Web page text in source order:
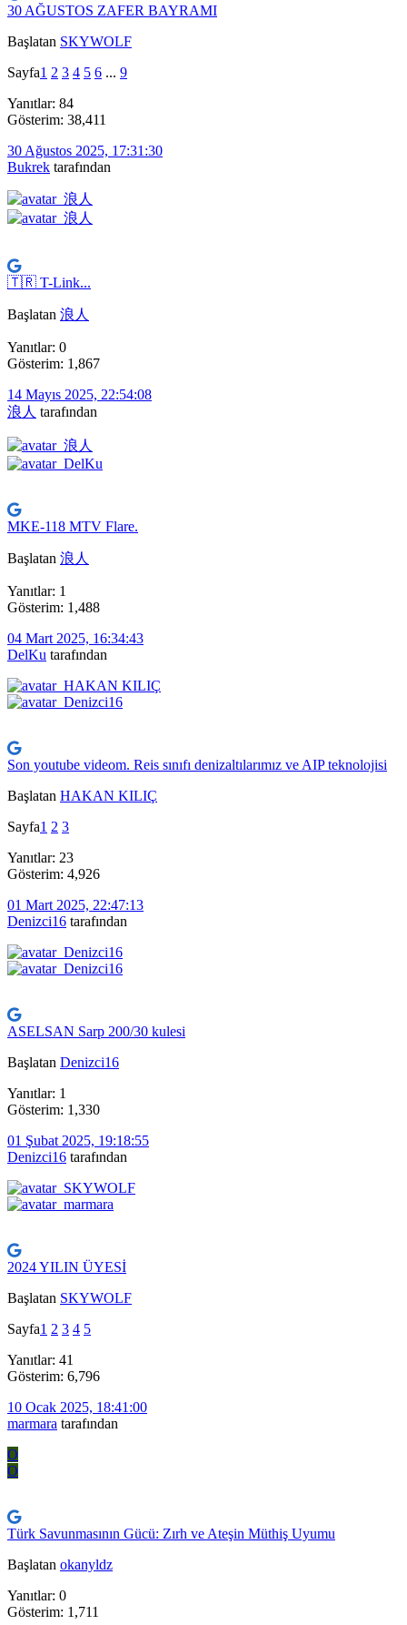
30 AĞUSTOS ZAFER BAYRAMI
Başlatan SKYWOLF
Sayfa1 2 3 4 5 6 ... 9
Yanıtlar: 84
Gösterim: 38,411
30 Ağustos 2025, 17:31:30
Bukrek tarafından
🇹🇷 T-Link...
Başlatan 浪人
Yanıtlar: 0
Gösterim: 1,867
14 Mayıs 2025, 22:54:08
浪人 tarafından
MKE-118 MTV Flare.
Başlatan 浪人
Yanıtlar: 1
Gösterim: 1,488
04 Mart 2025, 16:34:43
DelKu tarafından
Son youtube videom. Reis sınıfı denizaltılarımız ve AIP teknolojisi
Başlatan HAKAN KILIÇ
Sayfa1 2 3
Yanıtlar: 23
Gösterim: 4,926
01 Mart 2025, 22:47:13
Denizci16 tarafından
ASELSAN Sarp 200/30 kulesi
Başlatan Denizci16
Yanıtlar: 1
Gösterim: 1,330
01 Şubat 2025, 19:18:55
Denizci16 tarafından
2024 YILIN ÜYESİ
Başlatan SKYWOLF
Sayfa1 2 3 4 5
Yanıtlar: 41
Gösterim: 6,796
10 Ocak 2025, 18:41:00
marmara tarafından
O
O
Türk Savunmasının Gücü: Zırh ve Ateşin Müthiş Uyumu
Başlatan okanyldz
Yanıtlar: 0
Gösterim: 1,711